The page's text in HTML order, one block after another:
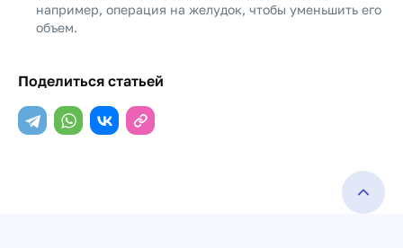
например, операция на желудок, чтобы уменьшить его
объем.
Поделиться статьей